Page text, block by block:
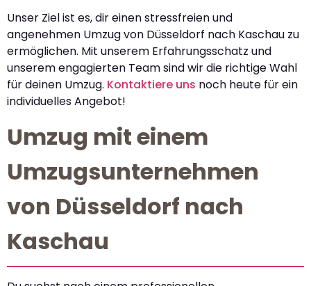
Unser Ziel ist es, dir einen stressfreien und
angenehmen Umzug von Düsseldorf nach Kaschau zu
ermöglichen. Mit unserem Erfahrungsschatz und
unserem engagierten Team sind wir die richtige Wahl
für deinen Umzug. Kontaktiere uns noch heute für ein
individuelles Angebot!
Umzug mit einem
Umzugsunternehmen
von Düsseldorf nach
Kaschau